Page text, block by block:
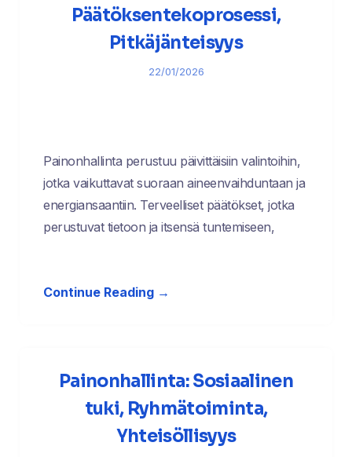
Päätöksentekoprosessi,
Pitkäjänteisyys
22/01/2026
Painonhallinta perustuu päivittäisiin valintoihin,
jotka vaikuttavat suoraan aineenvaihduntaan ja
energiansaantiin. Terveelliset päätökset, jotka
perustuvat tietoon ja itsensä tuntemiseen,
Continue Reading →
Painonhallinta: Sosiaalinen
tuki, Ryhmätoiminta,
Yhteisöllisyys